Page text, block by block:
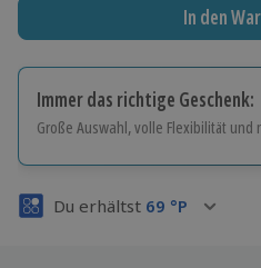
In den
Immer das richtige Geschenk:
Große Auswahl, volle Flexibilität
Volle Flexibilität
Du erhältst 69 °P